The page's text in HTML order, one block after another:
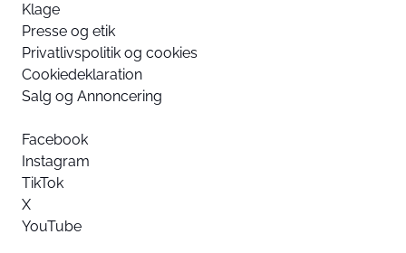
Klage
Presse og etik
Privatlivspolitik og cookies
Cookiedeklaration
Salg og Annoncering
Facebook
Instagram
TikTok
X
YouTube